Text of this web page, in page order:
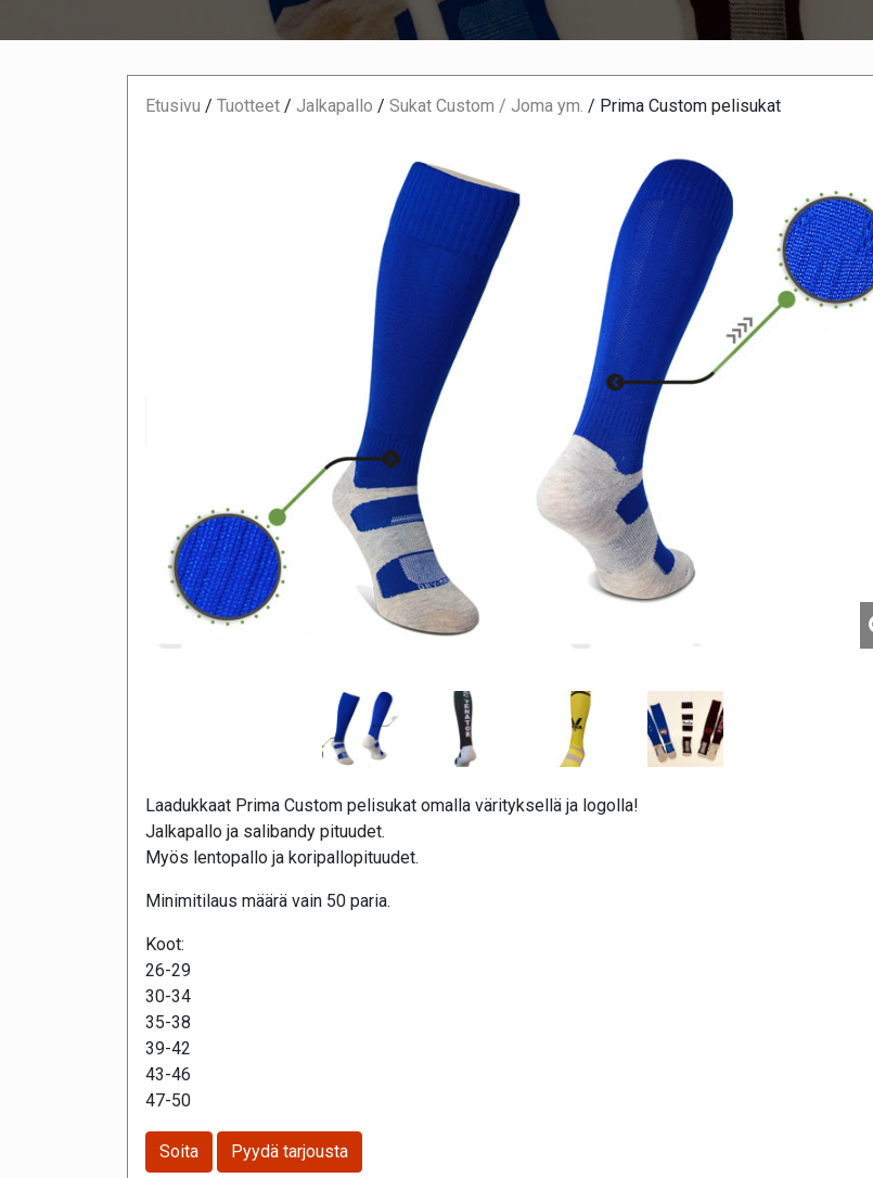
Etusivu / Tuotteet / Jalkapallo / Sukat Custom / Joma ym. / Prima Custom pelisukat
Laadukkaat Prima Custom pelisukat omalla värityksellä ja logolla!
Jalkapallo ja salibandy pituudet.
Myös lentopallo ja koripallopituudet.
Minimitilaus määrä vain 50 paria.
Koot:
26-29
30-34
35-38
39-42
43-46
47-50
Soita Pyydä tarjousta